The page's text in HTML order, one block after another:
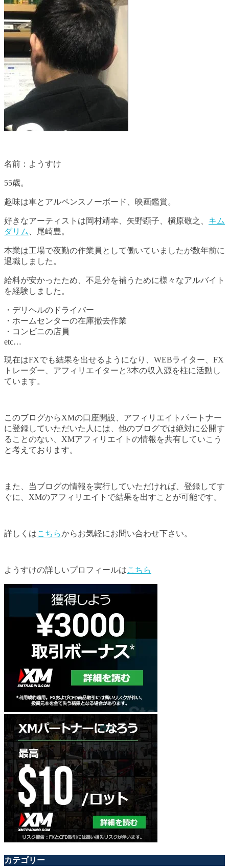
名前：ようすけ
55歳。
趣味は車とアルペンスノーボード、映画鑑賞。
好きなアーティストは岡村靖幸、矢野顕子、槇原敬之、 キム
ダリム
、尾崎豊。
本業は工場で夜勤の作業員として働いていましたが数年前に
退職しました。
給料が安かったため、不足分を補うために様々なアルバイト
を経験しました。
・デリヘルのドライバー
・ホームセンターの在庫撤去作業
・コンビニの店員
etc…
現在はFXでも結果を出せるようになり、WEBライター、FX
トレーダー、アフィリエイターと3本の収入源を柱に活動し
ています。
このブログからXMの口座開設、アフィリエイトパートナー
に登録していただいた人には、他のブログでは絶対に公開す
ることのない、XMアフィリエイトの情報を共有していこう
と考えております。
また、当ブログの情報を実行していただければ、登録してす
ぐに、XMのアフィリエイトで結果を出すことが可能です。
詳しくはこちらからお気軽にお問い合わせ下さい。
ようすけの詳しいプロフィールはこちら
カテゴリー